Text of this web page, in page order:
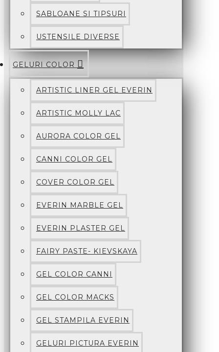
SABLOANE SI TIPSURI
USTENSILE DIVERSE
GELURI COLOR
ARTISTIC LINER GEL EVERIN
ARTISTIC MOLLY LAC
AURORA COLOR GEL
CANNI COLOR GEL
COVER COLOR GEL
EVERIN MARBLE GEL
EVERIN PLASTER GEL
FAIRY PASTE- KIEVSKAYA
GEL COLOR CANNI
GEL COLOR MACKS
GEL STAMPILA EVERIN
GELURI PICTURA EVERIN